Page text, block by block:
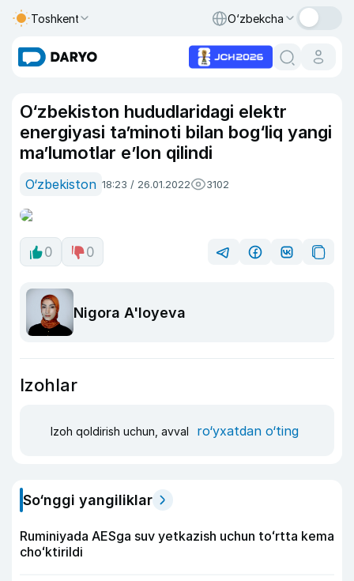
Toshkent O‘zbekcha
O‘zbekiston hududlaridagi elektr
energiyasi ta’minoti bilan bog‘liq yangi
ma’lumotlar e’lon qilindi
O‘zbekiston 18:23 / 26.01.2022 3102
0 0
Nigora A'loyeva
Izohlar
Izoh qoldirish uchun, avval ro‘yxatdan o‘ting
So‘nggi yangiliklar
Ruminiyada AESga suv yetkazish uchun toʻrtta kema
choʻktirildi